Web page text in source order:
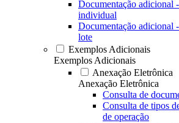
Documentação adicional
individual
Documentação adicional
lote
Exemplos Adicionais
Exemplos Adicionais
Anexação Eletrônica
Anexação Eletrônica
Consulta de
Consulta de tipos
de operação